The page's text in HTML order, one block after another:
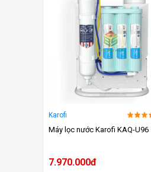
Karofi
Máy lọc nước Karofi KAQ-U96
7.970.000đ